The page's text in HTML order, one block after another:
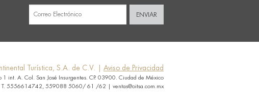
Turística, S.A. de C.V. | Aviso de Privacidad
1 int. A. Col. San José Insurgentes. CP. 03900. Ciudad de México
T. 5556614742, 559088 5060/ 61 /62 | ventas@oitsa.com.mx